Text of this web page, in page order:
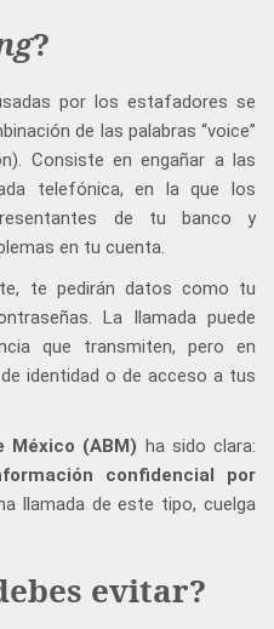
?
por los estafadores se
de las palabras “voice”
Consiste en engañar a las
telefónica, en la que los
de tu banco y
en tu cuenta.
te pedirán datos como tu
La llamada puede
que transmiten, pero en
identidad o de acceso a tus
México (ABM) ha sido clara:
confidencial por
llamada de este tipo, cuelga
evitar?